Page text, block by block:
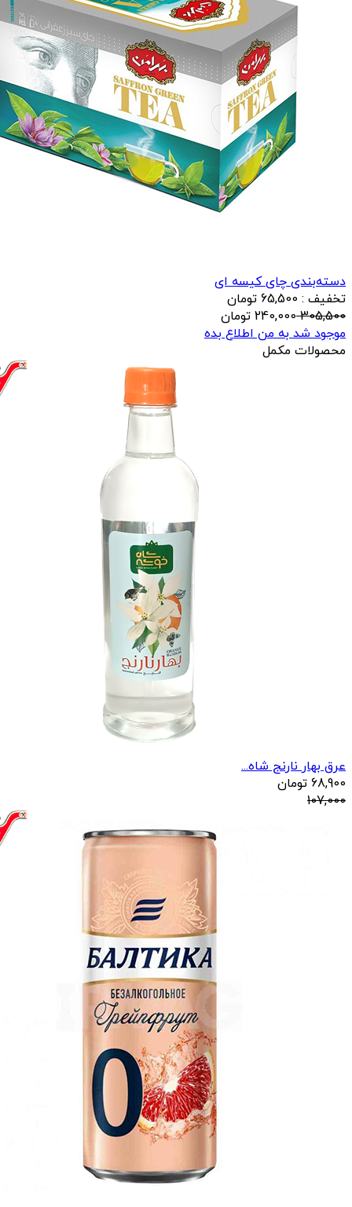
دسته‌بندی چای کیسه ای
تخفیف : 65,500 تومان
305,500
240,000 تومان
موجود شد به من اطلاع بده
محصولات مکمل
عرق بهار نارنج شاه...
68,900 تومان
107,000